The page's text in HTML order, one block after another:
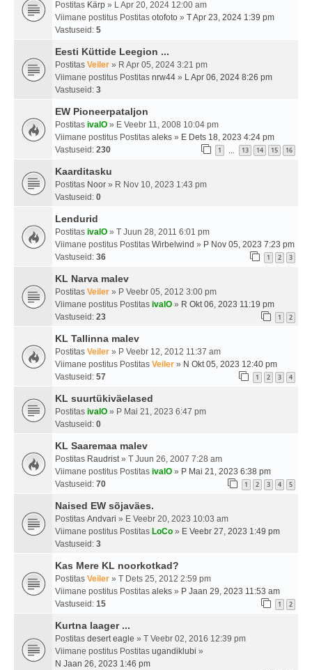
Postitas Kärp » L Apr 20, 2024 12:00 am
Viimane postitus Postitas otofoto » T Apr 23, 2024 1:39 pm
Vastuseid: 5
Eesti Küttide Leegion ...
Postitas Veiler » R Apr 05, 2024 3:21 pm
Viimane postitus Postitas nrw44 » L Apr 06, 2024 8:26 pm
Vastuseid: 3
EW Pioneerpataljon
Postitas ivalO » E Veebr 11, 2008 10:04 pm
Viimane postitus Postitas aleks » E Dets 18, 2023 4:24 pm
Vastuseid: 230 1 13 14 15 16
Kaarditasku
Postitas Noor » R Nov 10, 2023 1:43 pm
Vastuseid: 0
Lendurid
Postitas ivalO » T Juun 28, 2011 6:01 pm
Viimane postitus Postitas Wirbelwind » P Nov 05, 2023 7:23 pm
Vastuseid: 36 1 2 3
KL Narva malev
Postitas Veiler » P Veebr 05, 2012 3:00 pm
Viimane postitus Postitas ivalO » R Okt 06, 2023 11:19 pm
Vastuseid: 23 1 2
KL Tallinna malev
Postitas Veiler » P Veebr 12, 2012 11:37 am
Viimane postitus Postitas Veiler » N Okt 05, 2023 12:40 pm
Vastuseid: 57 1 2 3 4
KL suurtükiväelased
Postitas ivalO » P Mai 21, 2023 6:47 pm
Vastuseid: 0
KL Saaremaa malev
Postitas Raudrist» T Juun 26, 2007 7:28 am
Viimane postitus Postitas ivalO » P Mai 21, 2023 6:38 pm
Vastuseid: 70 1 2 3 4 5
Naised EW sõjaväes.
Postitas Andvari » E Veebr 20, 2023 10:03 am
Viimane postitus Postitas LoCo » E Veebr 27, 2023 1:49 pm
Vastuseid: 3
Kas Mere KL noorkotkad?
Postitas Veiler » T Dets 25, 2012 2:59 pm
Viimane postitus Postitas aleks » P Jaan 29, 2023 11:53 am
Vastuseid: 15 1 2
Kurtna laager ...
Postitas desert eagle » T Veebr 02, 2016 12:39 pm
Viimane postitus Postitas ugandiklubi »
N Jaan 26, 2023 1:46 pm